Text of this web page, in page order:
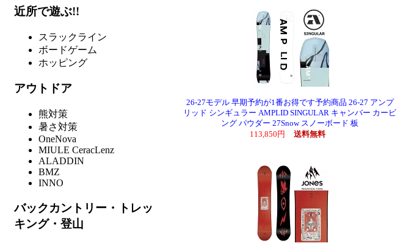
近所で遊ぶ!!
スラックライン
ボードゲーム
ホッピング
アウトドア
熊対策
暑さ対策
OneNova
MIULE CeracLenz
ALADDIN
BMZ
INNO
バックカントリー・トレッ
キング・登山
26-27モデル 早期予約が1番お得です予約商品 26-27 アンプ
リッド シンギュラー AMPLID SINGULAR キャンバー カービ
ング パウダー 27Snow スノーボード 板
113,850円
送料無料